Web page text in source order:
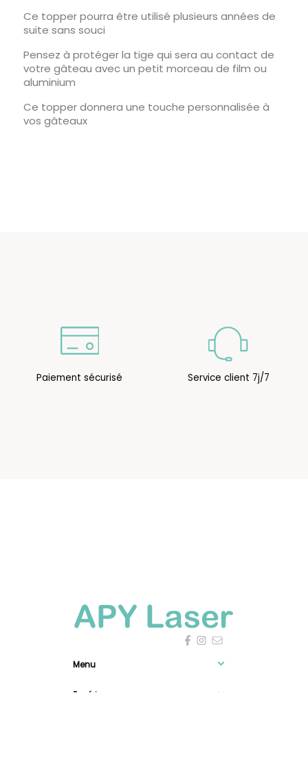
Ce topper pourra être utilisé plusieurs années de
suite sans souci
Pensez à protéger la tige qui sera au contact de
votre gâteau avec un petit morceau de film ou
aluminium
Ce topper donnera une touche personnalisée à
vos gâteaux
Paiement sécurisé Service client 7j/7
Menu
Expérience